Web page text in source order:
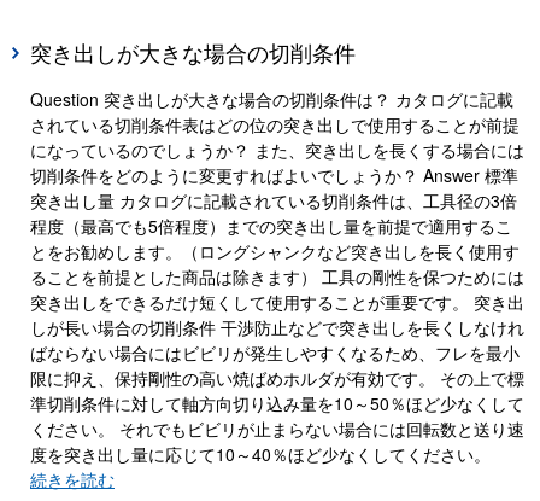
突き出しが大きな場合の切削条件
Question 突き出しが大きな場合の切削条件は？ カタログに記載
されている切削条件表はどの位の突き出しで使用することが前提
になっているのでしょうか？ また、突き出しを長くする場合には
切削条件をどのように変更すればよいでしょうか？ Answer 標準
突き出し量 カタログに記載されている切削条件は、工具径の3倍
程度（最高でも5倍程度）までの突き出し量を前提で適用するこ
とをお勧めします。（ロングシャンクなど突き出しを長く使用す
ることを前提とした商品は除きます） 工具の剛性を保つためには
突き出しをできるだけ短くして使用することが重要です。 突き出
しが長い場合の切削条件 干渉防止などで突き出しを長くしなけれ
ばならない場合にはビビリが発生しやすくなるため、フレを最小
限に抑え、保持剛性の高い焼ばめホルダが有効です。 その上で標
準切削条件に対して軸方向切り込み量を10～50％ほど少なくして
ください。 それでもビビリが止まらない場合には回転数と送り速
度を突き出し量に応じて10～40％ほど少なくしてください。
続きを読む